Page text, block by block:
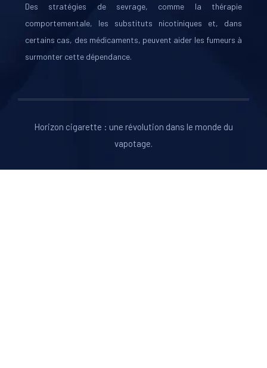
Des stratégies de sevrage, comme la thérapie
comportementale, les substituts nicotiniques et, dans
certains cas, des médicaments, peuvent aider les fumeurs à
surmonter cette dépendance.
Horizon cigarette : une révolution dans le monde du
vapotage.